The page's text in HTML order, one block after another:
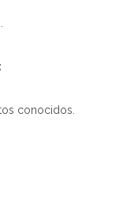
conocidos.